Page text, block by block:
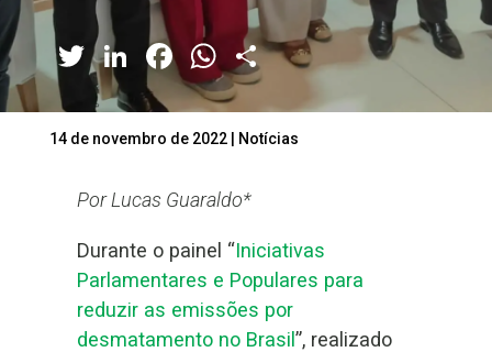
TwitterLinkedIn
Facebook
WhatsApp
Share
14 de novembro de 2022| Notícias
Por Lucas Guaraldo*
Durante o painel “Iniciativas
Parlamentares e Populares para
reduzir as emissões por
desmatamento no Brasil”, realizado